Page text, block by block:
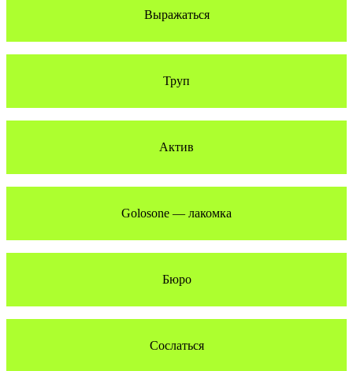
Выражаться
Труп
Актив
Golosone — лакомка
Бюро
Сослаться